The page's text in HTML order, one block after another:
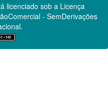
licenciado sob a Licença
- SemDerivações